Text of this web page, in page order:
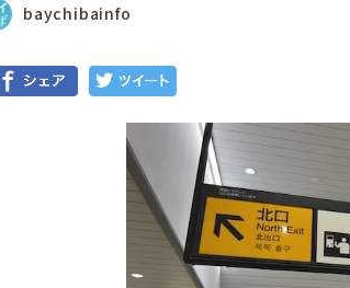
baychibainfo